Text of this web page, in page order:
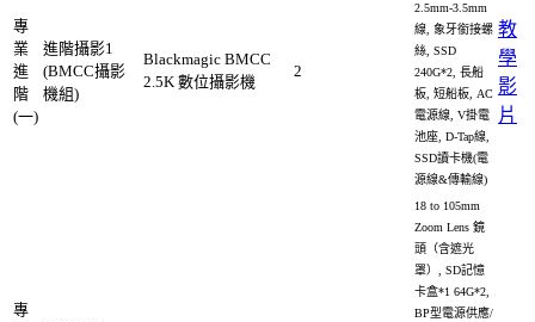
專
業
進
階
(一)
進階攝影1
(BMCC攝影
機組)
Blackmagic BMCC
2.5K 數位攝影機
2
2.5mm-3.5mm
線, 象牙銜接螺
絲, SSD
240G*2, 長船
板, 短船板, AC
電源線, V掛電
池座, D-Tap線,
SSD讀卡機(電
源線&傳輸線)
教
學
影
片
專
18 to 105mm
Zoom Lens 鏡
頭（含遮光
罩）, SD記憶
卡盒*1 64G*2,
BP型電源供應/